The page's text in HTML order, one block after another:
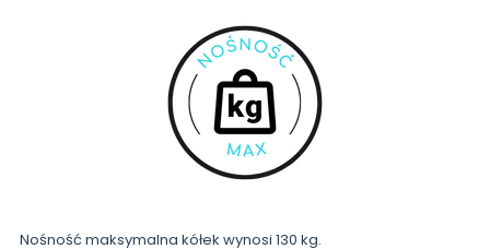
Nośność maksymalna kółek wynosi 130 kg.